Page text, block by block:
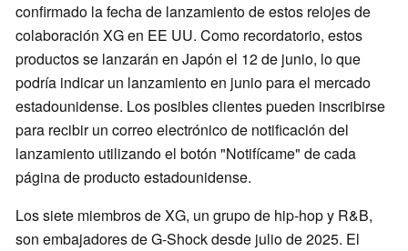
confirmado la fecha de lanzamiento de estos relojes de
colaboración XG en EE UU. Como recordatorio, estos
productos se lanzarán en Japón el 12 de junio, lo que
podría indicar un lanzamiento en junio para el mercado
estadounidense. Los posibles clientes pueden inscribirse
para recibir un correo electrónico de notificación del
lanzamiento utilizando el botón "Notifícame" de cada
página de producto estadounidense.
Los siete miembros de XG, un grupo de hip-hop y R&B,
son embajadores de G-Shock desde julio de 2025. El